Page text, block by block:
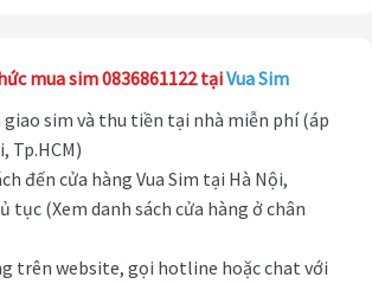
mua sim 0836861122 tạiVua Sim
giao sim và thu tiền tại nhà miễn phí (áp
Tp.HCM)
đến cửa hàng Vua Sim tại Hà Nội,
tục (Xem danh sách cửa hàng ở chân
trên website, gọi hotline hoặc chat với